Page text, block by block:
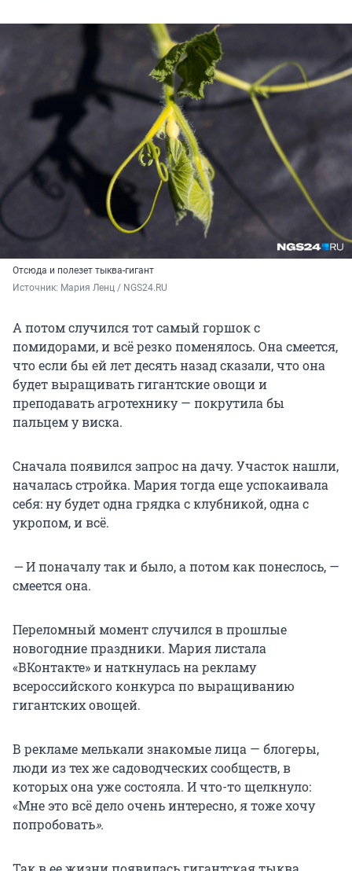
Отсюда и полезет тыква-гигант
Источник: Мария Ленц / NGS24.RU
А потом случился тот самый горшок с
помидорами, и всё резко поменялось. Она смеется,
что если бы ей лет десять назад сказали, что она
будет выращивать гигантские овощи и
преподавать агротехнику — покрутила бы
пальцем у виска.
Сначала появился запрос на дачу. Участок нашли,
началась стройка. Мария тогда еще успокаивала
себя: ну будет одна грядка с клубникой, одна с
укропом, и всё.
—И поначалу так и было, а потом как понеслось, —
смеется она.
Переломный момент случился в прошлые
новогодние праздники. Мария листала
«ВКонтакте» и наткнулась на рекламу
всероссийского конкурса по выращиванию
гигантских овощей.
В рекламе мелькали знакомые лица — блогеры,
люди из тех же садоводческих сообществ, в
которых она уже состояла. И что-то щелкнуло:
«Мне это всё дело очень интересно, я тоже хочу
попробовать».